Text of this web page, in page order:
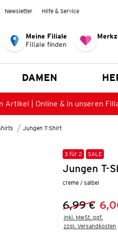
Newsletter Hilfe & Service
Meine Filiale
Filiale finden
DAMEN
| Online & in unseren
Jungen T-Shirt
3 für 2 SALE
Jungen T-
creme / salbei
Vorheriger
6,99 €
Neuer
inkl. MwSt. ggf.
zzgl. Versandkosten